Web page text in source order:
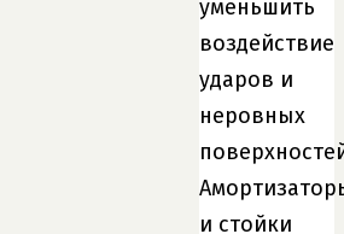
уменьшить
воздействие
ударов и
неровных
и стойки